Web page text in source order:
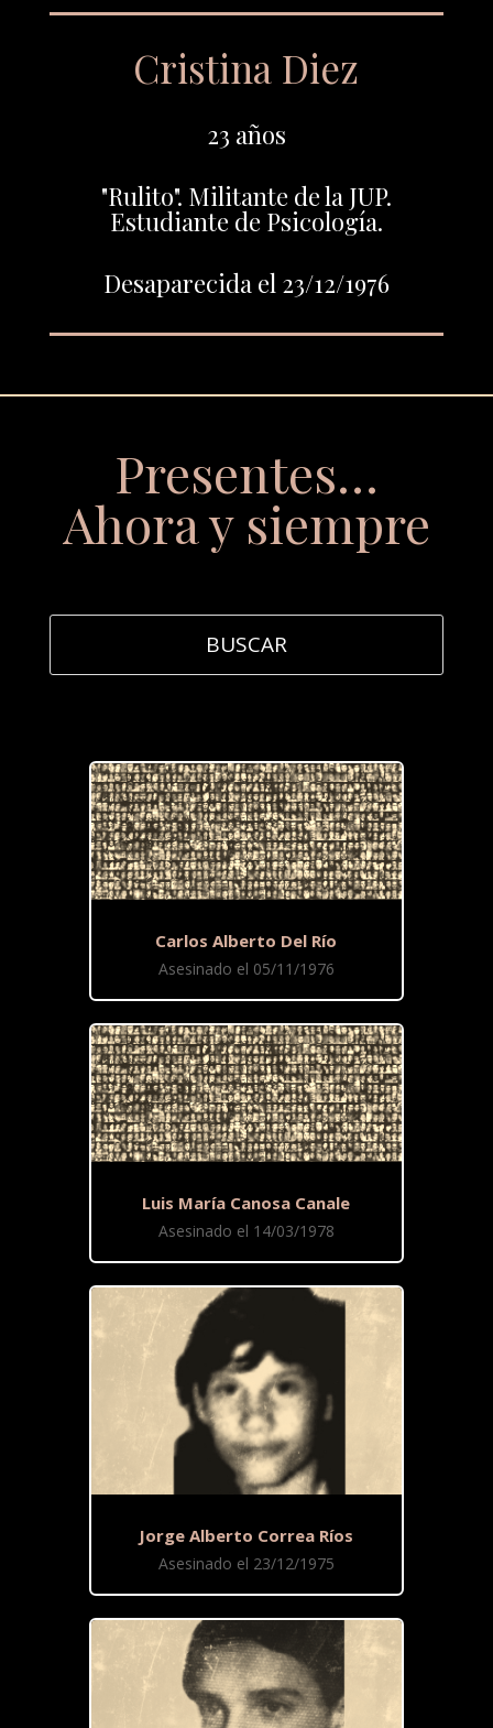
Cristina Diez
23 años
"Rulito". Militante de la JUP.
Estudiante de Psicología.
Desaparecida el 23/12/1976
Presentes…
Ahora y siempre
Carlos Alberto Del Río
Asesinado el 05/11/1976
Luis María Canosa Canale
Asesinado el 14/03/1978
Jorge Alberto Correa Ríos
Asesinado el 23/12/1975